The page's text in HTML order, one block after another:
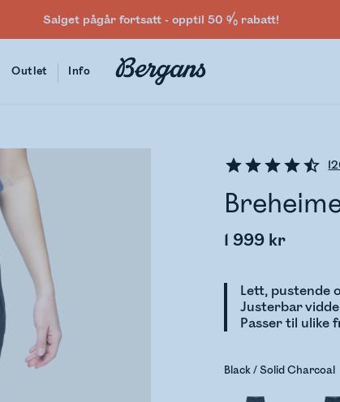
Salget pågår fortsatt - opptil 50 % rabatt!
Outlet Info
1 999 kr
Lett, pustende
Justerbar
Passer til ulike
Black / Solid Charcoal